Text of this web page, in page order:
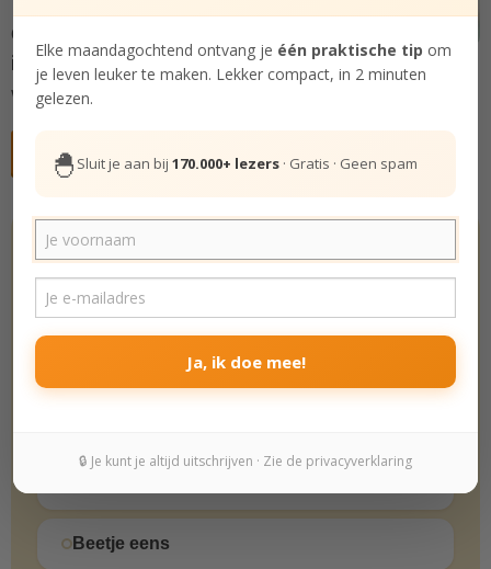
Ontdek
inspiratie en oefeningenom steeds meer jezelf te
worden, in kleine praktische stappen. Doe je mee?
Gratis deelnemen aan cursus
Hoe gelukkig ben jij echt? Doe de test.
De Gelukstest
Het leven is zeer de moeite waard.
Helemaal oneens
Beetje eens
Elke maandagochtend ontvang je één praktische tip om
je leven leuker te maken. Lekker compact, in 2 minuten
gelezen.
🐣 Sluit je aan bij 170.000+ lezers · Gratis · Geen spam
Ja, ik doe mee!
🔒 Je kunt je altijd uitschrijven · Zie de privacyverklaring